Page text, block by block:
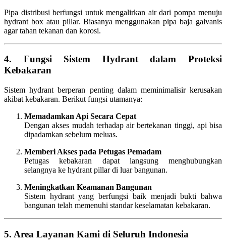
Pipa distribusi berfungsi untuk mengalirkan air dari pompa menuju
hydrant box atau pillar. Biasanya menggunakan pipa baja galvanis
agar tahan tekanan dan korosi.
4. Fungsi Sistem Hydrant dalam Proteksi
Kebakaran
Sistem hydrant berperan penting dalam meminimalisir kerusakan
akibat kebakaran. Berikut fungsi utamanya:
Memadamkan Api Secara Cepat
Dengan akses mudah terhadap air bertekanan tinggi, api bisa
dipadamkan sebelum meluas.
Memberi Akses pada Petugas Pemadam
Petugas kebakaran dapat langsung menghubungkan
selangnya ke hydrant pillar di luar bangunan.
Meningkatkan Keamanan Bangunan
Sistem hydrant yang berfungsi baik menjadi bukti bahwa
bangunan telah memenuhi standar keselamatan kebakaran.
5. Area Layanan Kami di Seluruh Indonesia